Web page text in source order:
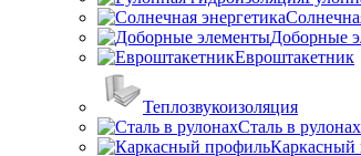
Доборные
Евроштакетник
Теплозвукоизоляция
Сталь в рулонах
Каркасный